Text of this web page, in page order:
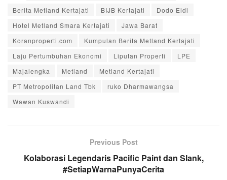
Berita Metland Kertajati
BIJB Kertajati
Dodo Eldi
Hotel Metland Smara Kertajati
Jawa Barat
Koranproperti.com
Kumpulan Berita Metland Kertajati
Laju Pertumbuhan Ekonomi
Liputan Properti
LPE
Majalengka
Metland
Metland Kertajati
PT Metropolitan Land Tbk
ruko Dharmawangsa
Wawan Kuswandi
Previous Post
Kolaborasi Legendaris Pacific Paint dan Slank,
#SetiapWarnaPunyaCerita